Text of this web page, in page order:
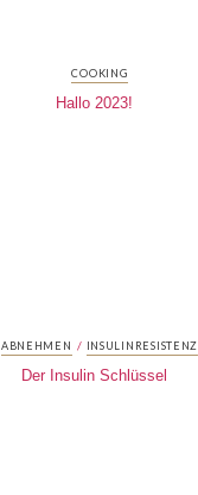
COOKING
Hallo 2023!
ABNEHMEN / INSULINRESISTENZ
Der Insulin Schlüssel